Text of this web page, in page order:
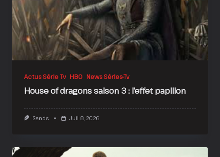
Actus Série Tv HBO News Séries-Tv
House of dragons saison 3 : l’effet papillon
Sands Juil 8, 2026